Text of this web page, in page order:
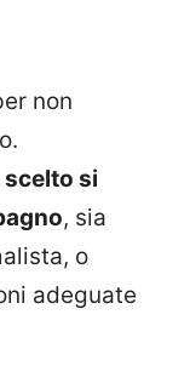
non
si
, sia
o
adeguate